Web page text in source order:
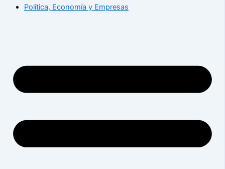
Política, Economía y Empresas